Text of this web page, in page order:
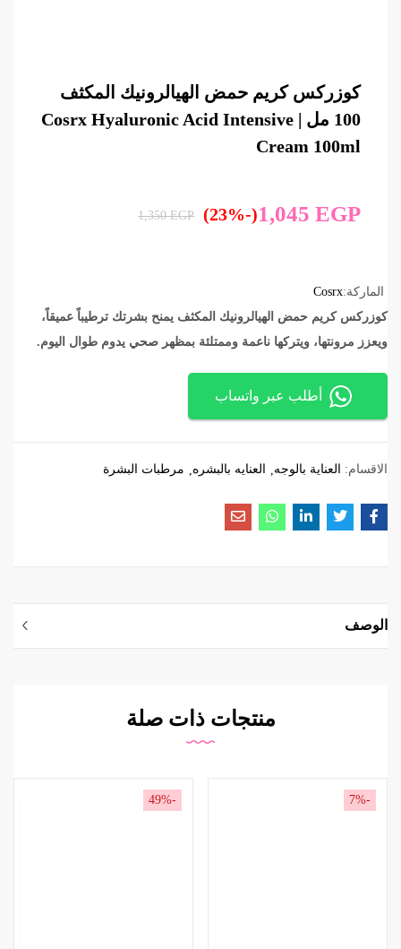
كوزركس كريم حمض الهيالرونيك المكثف
100 مل | Cosrx Hyaluronic Acid Intensive
Cream 100ml
1,045 EGP
(-23%)
1,350EGP
الماركة:Cosrx
كوزركس كريم حمض الهيالرونيك المكثف يمنح بشرتك ترطيباً عميقاً،
ويعزز مرونتها، ويتركها ناعمة وممتلئة بمظهر صحي يدوم طوال اليوم.
أطلب عبر واتساب
الاقسام: العناية بالوجه العنايه بالبشره مرطبات البشرة
الوصف
منتجات ذات صلة
-7%
-49%